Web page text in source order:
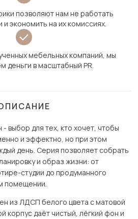
позволяют нам не работать
экономить на их комиссиях.
мебельных компаний, мы
деньги в масштабный PR.
выбор для тех, кто хочет, чтобы
и эффектно, но при этом
день. Серия позволяет собрать
и образ жизни: от
студии до продуманного
помещении.
из ЛДСП белого цвета с матовой
корпус даёт чистый, лёгкий фон и